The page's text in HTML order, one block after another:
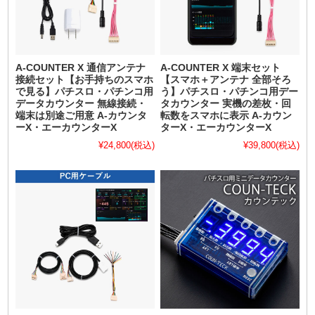
A-COUNTER X 通信アンテナ
接続セット【お手持ちのスマホ
で見る】パチスロ・パチンコ用
データカウンター 無線接続・
端末は別途ご用意 A-カウンタ
ーX・エーカウンターX
¥24,800(税込)
A-COUNTER X 端末セット
【スマホ＋アンテナ 全部そろ
う】パチスロ・パチンコ用デー
タカウンター 実機の差枚・回
転数をスマホに表示 A-カウン
ターX・エーカウンターX
¥39,800(税込)